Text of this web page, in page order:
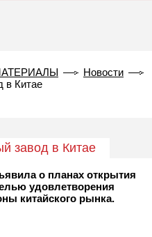
Новости
в Китае
завод в Китае
о планах открытия
удовлетворения
китайского рынка.